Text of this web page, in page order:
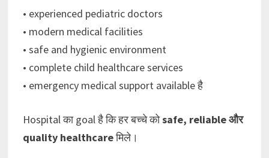
• experienced pediatric doctors
• modern medical facilities
• safe and hygienic environment
• complete child healthcare services
• emergency medical support available है
Hospital का goal है कि हर बच्चे कोsafe, reliable और
quality healthcareमिले।